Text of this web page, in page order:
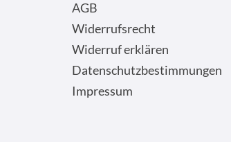
AGB
Widerrufsrecht
Widerruf erklären
Datenschutzbestimmungen
Impressum